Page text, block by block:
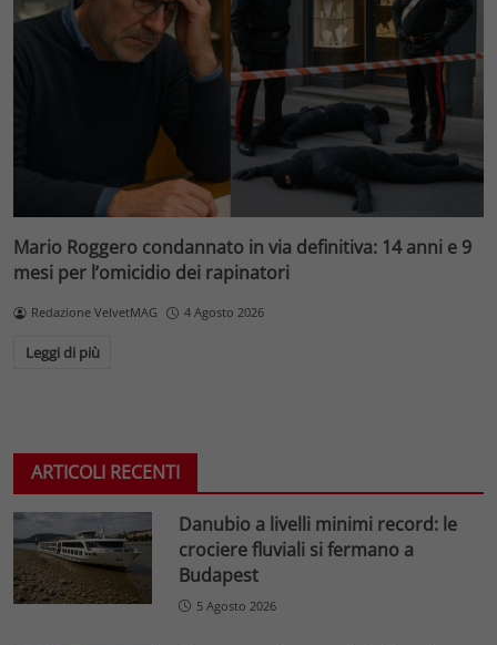
Mario Roggero condannato in via definitiva: 14 anni e 9
mesi per l’omicidio dei rapinatori
Redazione VelvetMAG 4 Agosto 2026
Leggi di più
ARTICOLI RECENTI
Danubio a livelli minimi record: le
crociere fluviali si fermano a
Budapest
5 Agosto 2026